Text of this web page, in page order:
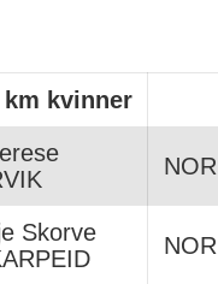
km kvinner
NOR
Skorve
NOR